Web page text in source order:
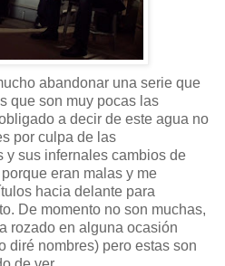
abandonar una serie que
que son muy pocas las
a decir de este agua no
por culpa de las
y sus infernales cambios de
eran malas y me
hacia delante para
De momento no son muchas,
rozado en alguna ocasión
diré nombres) pero estas son